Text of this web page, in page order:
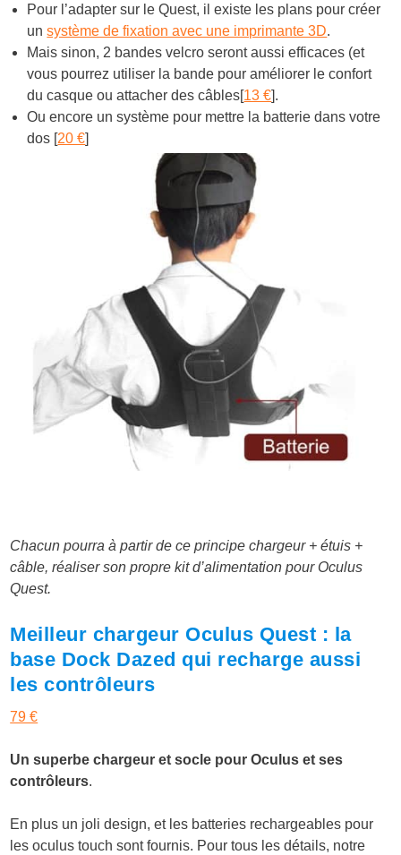
Pour l’adapter sur le Quest, il existe les plans pour créer
unsystème de fixation avec une imprimante 3D.
Mais sinon, 2 bandes velcro seront aussi efficaces (et
vous pourrez utiliser la bande pour améliorer le confort
du casque ou attacher des câbles[13 €].
Ou encore un système pour mettre la batterie dans votre
dos [20 €]
Chacun pourra à partir de ce principe chargeur + étuis +
câble, réaliser son propre kit d’alimentation pour Oculus
Quest.
Meilleur chargeur Oculus Quest : la
base Dock Dazed qui recharge aussi
les contrôleurs
79 €
Un superbe chargeur et socle pour Oculus et ses
contrôleurs.
En plus un joli design, et les batteries rechargeables pour
les oculus touch sont fournis. Pour tous les détails, notre